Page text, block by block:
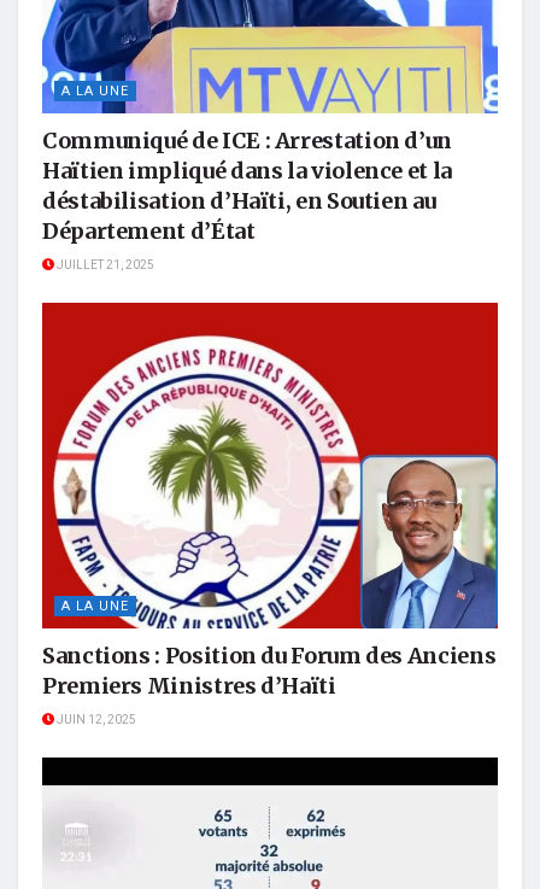
A LA UNE
Communiqué de ICE : Arrestation d’un
Haïtien impliqué dans la violence et la
déstabilisation d’Haïti, en Soutien au
Département d’État
JUILLET 21, 2025
A LA UNE
Sanctions : Position du Forum des Anciens
Premiers Ministres d’Haïti
JUIN 12, 2025